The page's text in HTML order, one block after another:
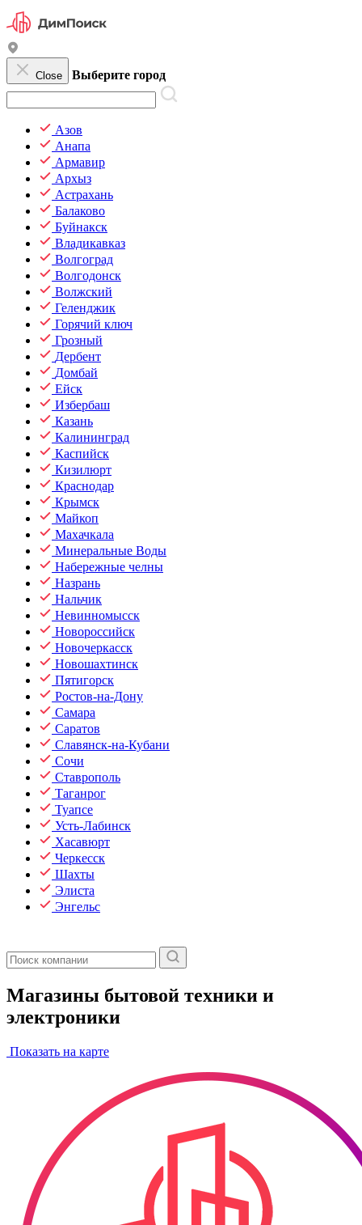
Close Выберите город
Азов
Анапа
Армавир
Архыз
Астрахань
Балаково
Буйнакск
Владикавказ
Волгоград
Волгодонск
Волжский
Геленджик
Горячий ключ
Грозный
Дербент
Домбай
Ейск
Избербаш
Казань
Калининград
Каспийск
Кизилюрт
Краснодар
Крымск
Майкоп
Махачкала
Минеральные Воды
Набережные челны
Назрань
Нальчик
Невинномысск
Новороссийск
Новочеркасск
Новошахтинск
Пятигорск
Ростов-на-Дону
Самара
Саратов
Славянск-на-Кубани
Сочи
Ставрополь
Таганрог
Туапсе
Усть-Лабинск
Хасавюрт
Черкесск
Шахты
Элиста
Энгельс
Магазины бытовой техники и
электроники
Показать на карте